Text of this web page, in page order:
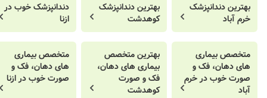
بهترین دندانپزشک
خرم آباد
بهترین دندانپزشک
کوهدشت
دندانپزشک خوب در
ازنا
متخصص بیماری‌
های دهان، فک و
صورت خوب در خرم
آباد
بهترین متخصص
بیماری‌ های دهان،
فک و صورت
کوهدشت
متخصص بیماری‌
های دهان، فک و
صورت خوب در ازنا